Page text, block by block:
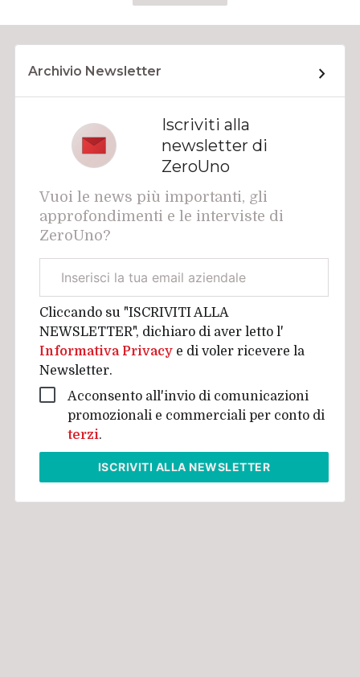
Archivio Newsletter
Iscriviti alla
newsletter di
ZeroUno
Vuoi le news più importanti, gli
approfondimenti e le interviste di
ZeroUno?
aziendale
Cliccando su "ISCRIVITI ALLA
NEWSLETTER", dichiaro di aver letto l'
Informativa Privacy e di voler ricevere la
Newsletter.
Acconsento all'invio di comunicazioni
promozionali e commerciali per conto di
terzi.
ISCRIVITI ALLA NEWSLETTER